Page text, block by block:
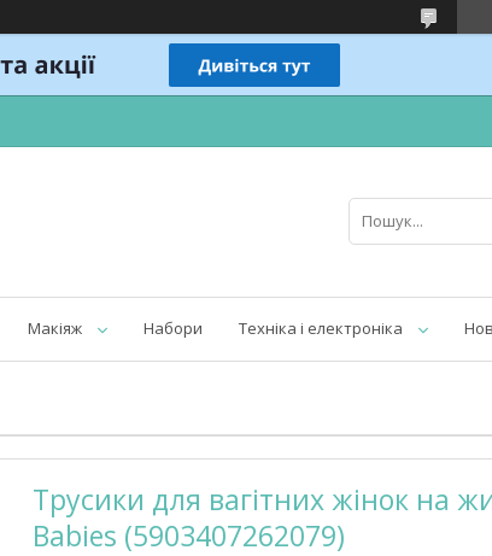
Макіяж Набори Техніка і електроніка
Трусики для вагiтних жiнок на
Babies (5903407262079)